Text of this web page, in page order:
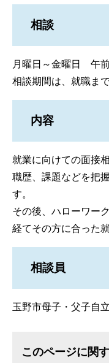
相談
月曜日～金曜日 午
相談期間は、就職ま
内容
就業に向けての面接
職歴、課題などを把
す。
その後、ハローワー
経てその方に合った
相談員
玉野市母子・父子自
このページに関